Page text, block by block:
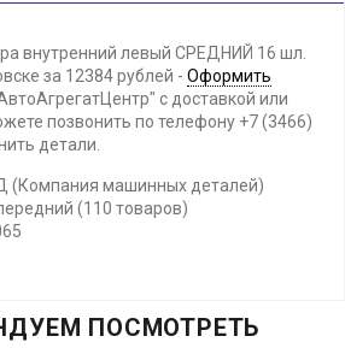
внутренний левый СРЕДНИЙ 16 шл.
за 12384 рублей - Оформить
с доставкой или
позвонить по телефону +7 (3466)
детали.
(Компания машинных деталей)
(110 товаров)
ПОСМОТРЕТЬ